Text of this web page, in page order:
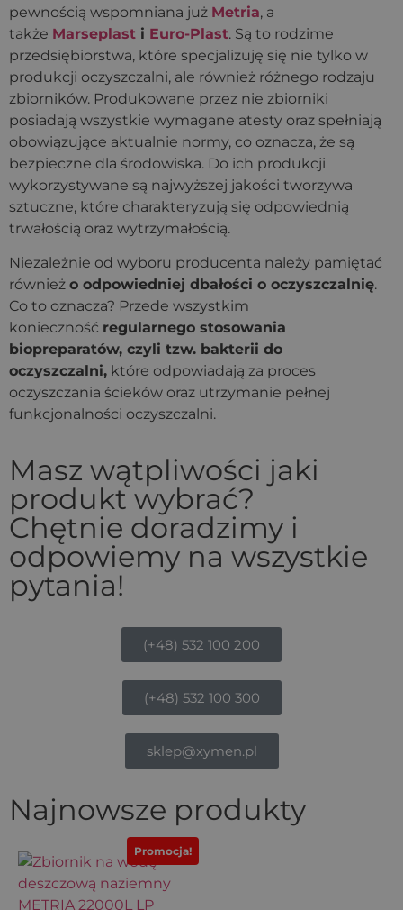
pewnością wspomniana już Metria, a
także Marseplast i Euro-Plast. Są to rodzime
przedsiębiorstwa, które specjalizuję się nie tylko w
produkcji oczyszczalni, ale również różnego rodzaju
zbiorników. Produkowane przez nie zbiorniki
posiadają wszystkie wymagane atesty oraz spełniają
obowiązujące aktualnie normy, co oznacza, że są
bezpieczne dla środowiska. Do ich produkcji
wykorzystywane są najwyższej jakości tworzywa
sztuczne, które charakteryzują się odpowiednią
trwałością oraz wytrzymałością.
Niezależnie od wyboru producenta należy pamiętać
również o odpowiedniej dbałości o oczyszczalnię.
Co to oznacza? Przede wszystkim
konieczność regularnego stosowania
biopreparatów, czyli tzw. bakterii do
oczyszczalni, które odpowiadają za proces
oczyszczania ścieków oraz utrzymanie pełnej
funkcjonalności oczyszczalni.
Masz wątpliwości jaki
produkt wybrać?
Chętnie doradzimy i
odpowiemy na wszystkie
pytania!
(+48) 532 100 200
(+48) 532 100 300
sklep@xymen.pl
Najnowsze produkty
Promocja!